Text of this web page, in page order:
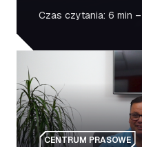
Czas czytania: 6 min
Od zmagań do siły:
CENTRUM PRASOWE